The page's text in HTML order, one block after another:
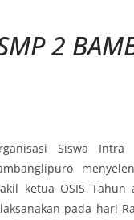
2
Siswa Intra
ketua OSIS Tahun
pada hari